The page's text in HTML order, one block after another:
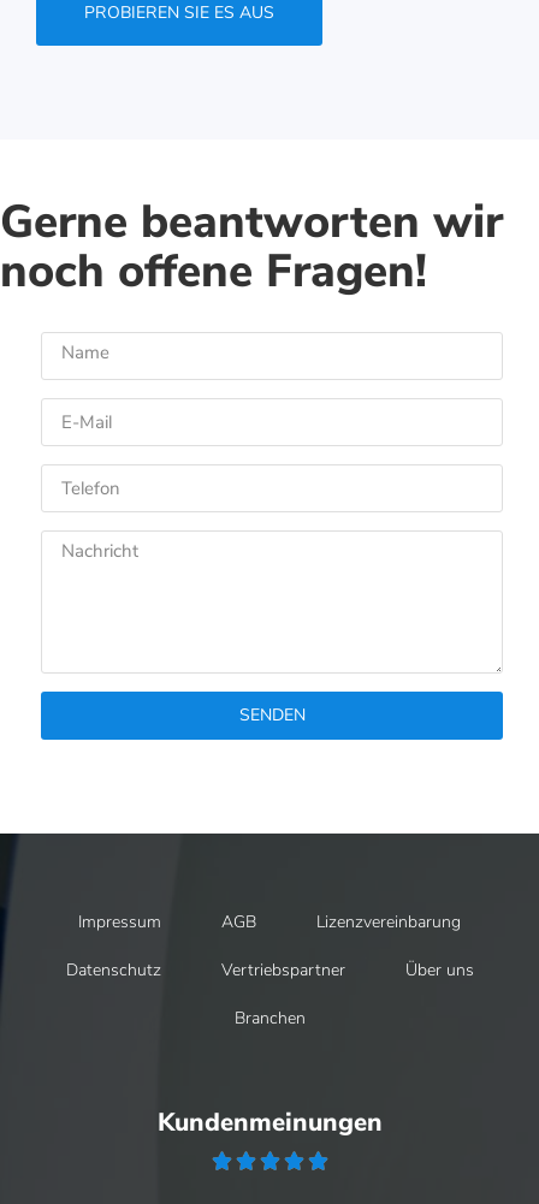
PROBIEREN SIE ES AUS
Gerne beantworten wir
noch offene Fragen!
SENDEN
Impressum AGB Lizenzvereinbarung
Datenschutz Vertriebspartner Über uns
Branchen
Kundenmeinungen
    